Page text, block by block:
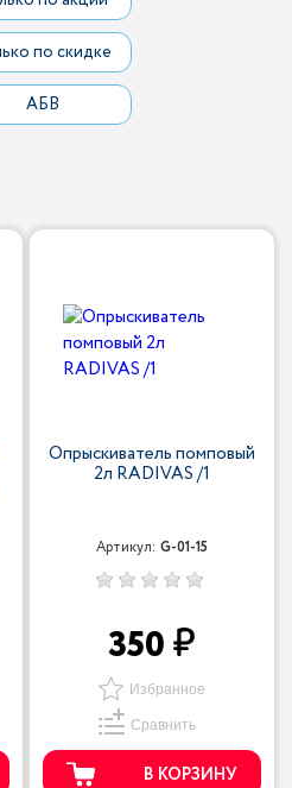
по скидке
АБВ
Опрыскиватель помповый
2л RADIVAS /1
Артикул: G-01-15
350
Избранное
Сравнить
В КОРЗИНУ